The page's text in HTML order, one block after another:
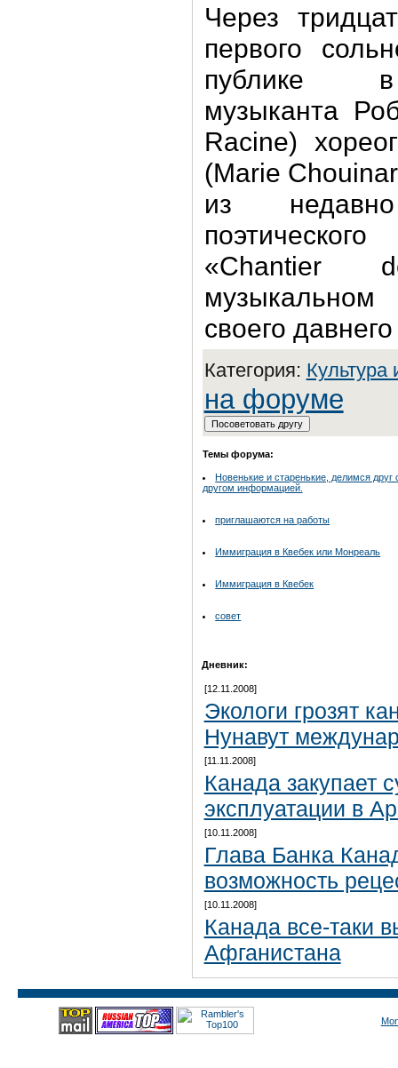
Через
первого
публике в
музыканта
Racine)
(Marie
из недавно
«Chantier
своего
Категория: Культура
на форуме
Темы форума:
Новенькие и старенькие, делимся друг
другом информацией.
приглашаются на работы
Иммиграция в Квебек или Монреаль
Иммиграция в Квебек
совет
Дневник:
[12.11.2008]
Экологи грозят
Нунавут
[11.11.2008]
Канада закупает
эксплуатации в
[10.11.2008]
Глава Банка
возможность
[10.11.2008]
Канада все-таки
Афганистана